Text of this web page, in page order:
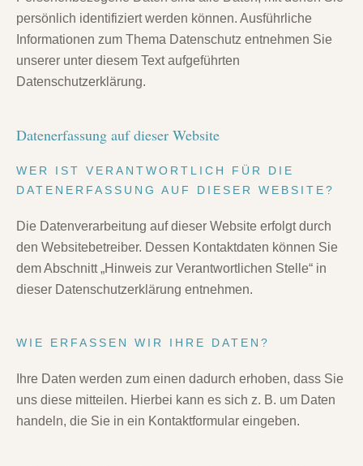
persönlich identifiziert werden können. Ausführliche
Informationen zum Thema Datenschutz entnehmen Sie
unserer unter diesem Text aufgeführten
Datenschutzerklärung.
Datenerfassung auf dieser Website
WER IST VERANTWORTLICH FÜR DIE
DATENERFASSUNG AUF DIESER WEBSITE?
Die Datenverarbeitung auf dieser Website erfolgt durch
den Websitebetreiber. Dessen Kontaktdaten können Sie
dem Abschnitt „Hinweis zur Verantwortlichen Stelle“ in
dieser Datenschutzerklärung entnehmen.
WIE ERFASSEN WIR IHRE DATEN?
Ihre Daten werden zum einen dadurch erhoben, dass Sie
uns diese mitteilen. Hierbei kann es sich z. B. um Daten
handeln, die Sie in ein Kontaktformular eingeben.